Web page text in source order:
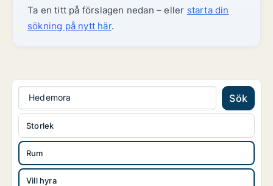
Ta en titt på förslagen nedan – eller starta din
sökning på nytt här.
Hedemora Sök
Rum
Vill hyra
Storlek